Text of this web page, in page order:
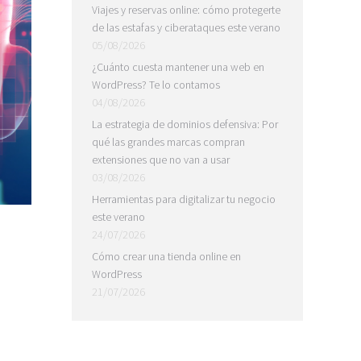
Viajes y reservas online: cómo protegerte
de las estafas y ciberataques este verano
05/08/2026
¿Cuánto cuesta mantener una web en
WordPress? Te lo contamos
04/08/2026
La estrategia de dominios defensiva: Por
qué las grandes marcas compran
extensiones que no van a usar
03/08/2026
Herramientas para digitalizar tu negocio
este verano
24/07/2026
Cómo crear una tienda online en
WordPress
21/07/2026